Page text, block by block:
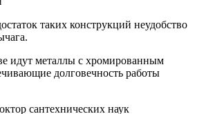
таких конструкций неудобство
идут металлы с хромированным
долговечность работы